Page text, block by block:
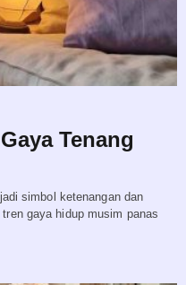
Tenang
simbol ketenangan dan
gaya hidup musim panas